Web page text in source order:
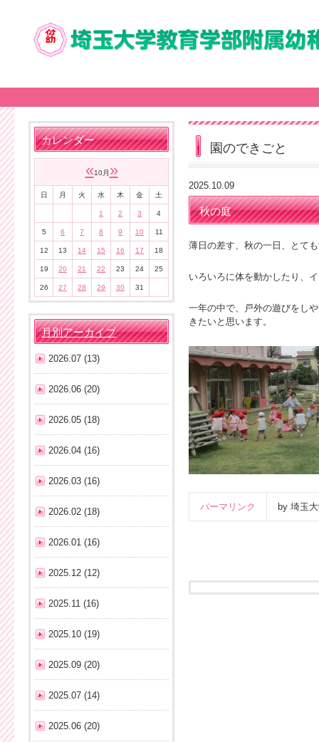
園のできごと
2025.10.09
秋の庭
薄日の差す、秋の一日、とて
いろいろに体を動かしたり、
一年の中で、戸外の遊びをし
きたいと思います。
パーマリンク by 埼玉
カレンダー
«10月 »
日 月 火 水 木 金 土
1 2 3 4
5 6 7 8 9 10 11
12 13 14 15 16 17 18
19 20 21 22 23 24 25
26 27 28 29 30 31
月別アーカイブ
2026.07 (13)
2026.06 (20)
2026.05 (18)
2026.04 (16)
2026.03 (16)
2026.02 (18)
2026.01 (16)
2025.12 (12)
2025.11 (16)
2025.10 (19)
2025.09 (20)
2025.07 (14)
2025.06 (20)